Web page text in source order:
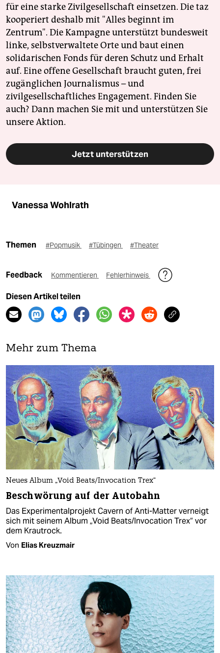
für eine starke Zivilgesellschaft einsetzen. Die taz
kooperiert deshalb mit "Alles beginnt im
Zentrum". Die Kampagne unterstützt bundesweit
linke, selbstverwaltete Orte und baut einen
solidarischen Fonds für deren Schutz und Erhalt
auf. Eine offene Gesellschaft braucht guten, frei
zugänglichen Journalismus – und
zivilgesellschaftliches Engagement. Finden Sie
auch? Dann machen Sie mit und unterstützen Sie
unsere Aktion.
Jetzt unterstützen
Vanessa Wohlrath
Themen #Popmusik #Tübingen #Theater
Feedback Kommentieren Fehlerhinweis
Diesen Artikel teilen
Mehr zum Thema
Neues Album „Void Beats/Invocation Trex“
Beschwörung auf der Autobahn
Das Experimentalprojekt Cavern of Anti-Matter verneigt
sich mit seinem Album „Void Beats/Invocation Trex“ vor
dem Krautrock.
Von Elias Kreuzmair